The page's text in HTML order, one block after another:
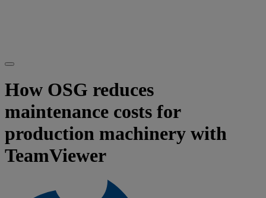
How OSG reduces
maintenance costs for
production machinery with
TeamViewer